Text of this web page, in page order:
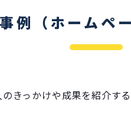
例（ホームペ
きっかけや成果を紹介す